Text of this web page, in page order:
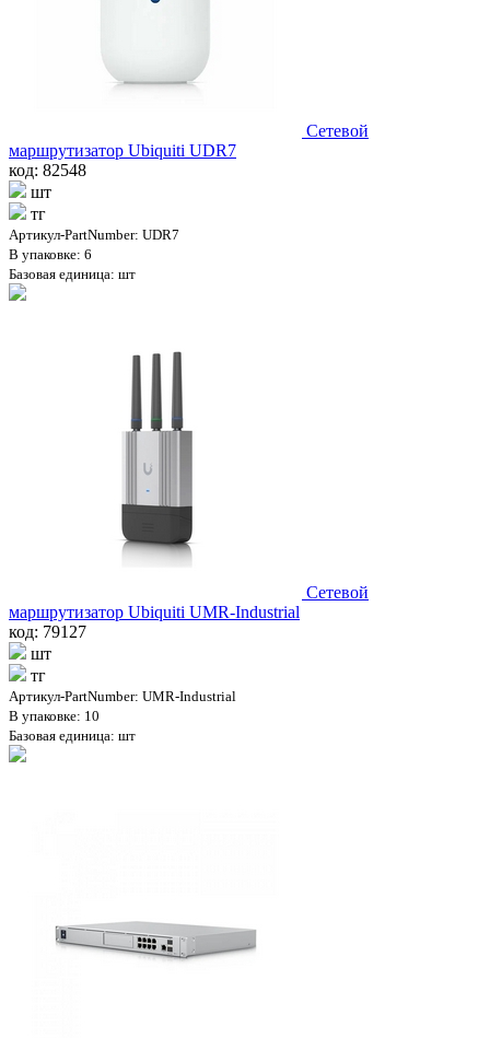
Сетевой
маршрутизатор Ubiquiti UDR7
код: 82548
шт
тг
Артикул-PartNumber: UDR7
В упаковке: 6
Базовая единица: шт
Сетевой
маршрутизатор Ubiquiti UMR-Industrial
код: 79127
шт
тг
Артикул-PartNumber: UMR-Industrial
В упаковке: 10
Базовая единица: шт